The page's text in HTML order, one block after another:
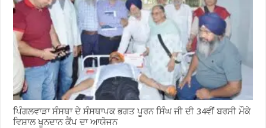
ਪਿੰਗਲਵਾੜਾ ਸੰਸਥਾ ਦੇ ਸੰਸਥਾਪਕ ਭਗਤ ਪੂਰਨ ਸਿੰਘ ਜੀ ਦੀ 34ਵੀਂ ਬਰਸੀ ਮੌਕੇ
ਵਿਸ਼ਾਲ ਖੂਨਦਾਨ ਕੈਂਪ ਦਾ ਆਯੋਜਨ